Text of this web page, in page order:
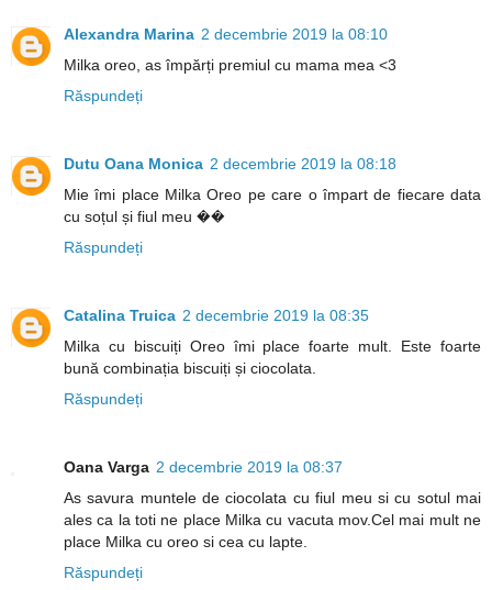
Alexandra Marina 2 decembrie 2019 la 08:10
Milka oreo, as împărți premiul cu mama mea <3
Răspundeți
Dutu Oana Monica 2 decembrie 2019 la 08:18
Mie îmi place Milka Oreo pe care o împart de fiecare data
cu soțul și fiul meu ��
Răspundeți
Catalina Truica 2 decembrie 2019 la 08:35
Milka cu biscuiți Oreo îmi place foarte mult. Este foarte
bună combinația biscuiți și ciocolata.
Răspundeți
Oana Varga 2 decembrie 2019 la 08:37
As savura muntele de ciocolata cu fiul meu si cu sotul mai
ales ca la toti ne place Milka cu vacuta mov.Cel mai mult ne
place Milka cu oreo si cea cu lapte.
Răspundeți